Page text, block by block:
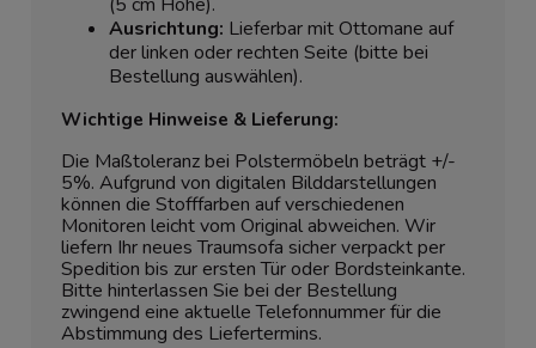
(5 cm Höhe).
Ausrichtung: Lieferbar mit Ottomane auf
der linken oder rechten Seite (bitte bei
Bestellung auswählen).
Wichtige Hinweise & Lieferung:
Die Maßtoleranz bei Polstermöbeln beträgt +/-
5%. Aufgrund von digitalen Bilddarstellungen
können die Stofffarben auf verschiedenen
Monitoren leicht vom Original abweichen. Wir
liefern Ihr neues Traumsofa sicher verpackt per
Spedition bis zur ersten Tür oder Bordsteinkante.
Bitte hinterlassen Sie bei der Bestellung
zwingend eine aktuelle Telefonnummer für die
Abstimmung des Liefertermins.